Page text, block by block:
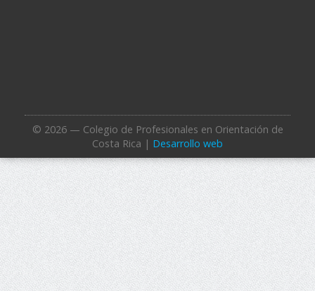
© 2026 — Colegio de Profesionales en Orientación de
Costa Rica | Desarrollo web